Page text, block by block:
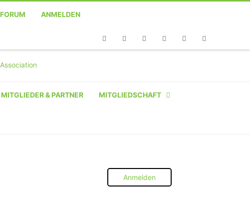
FORUM ANMELDEN
MITGLIEDER & PARTNER MITGLIEDSCHAFT
INSTITUTION
Anmelden